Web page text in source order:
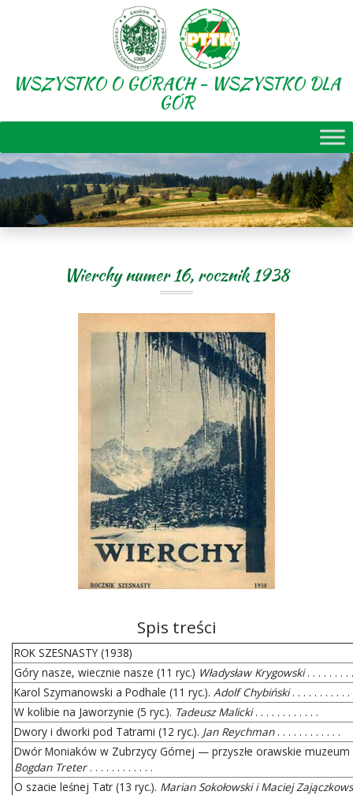
WSZYSTKO O GÓRACH - WSZYSTKO DLA
GÓR
Wierchy numer 16, rocznik 1938
Spis treści
ROK SZESNASTY (1938)
Góry nasze, wiecznie nasze (11 ryc.) Władysław Krygowski. . . . . . . .
Karol Szymanowski a Podhale (11 ryc.). Adolf Chybiński. . . . . . . . . . .
W kolibie na Jaworzynie (5 ryc.). Tadeusz Malicki. . . . . . . . . . . .
Dwory i dworki pod Tatrami (12 ryc.). Jan Reychman. . . . . . . . . . . .
Dwór Moniaków w Zubrzycy Górnej — przyszłe orawskie muzeum
Bogdan Treter. . . . . . . . . . . .
O szacie leśnej Tatr (13 ryc.). Marian Sokołowski i Maciej